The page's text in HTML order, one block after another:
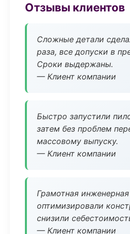
Отзывы клиентов
Сложные детали
раза, все допуски в
Сроки выдержаны.
— Клиент компании
Быстро запустили
затем без проблем
массовому выпуску.
— Клиент компании
Грамотная
оптимизировали
снизили
— Клиент компании